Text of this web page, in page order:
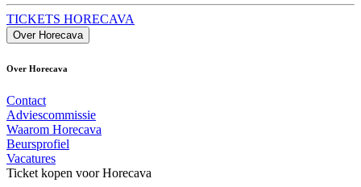
TICKETS HORECAVA
Over Horecava
Over Horecava
Contact
Adviescommissie
Waarom Horecava
Beursprofiel
Vacatures
Ticket kopen voor Horecava